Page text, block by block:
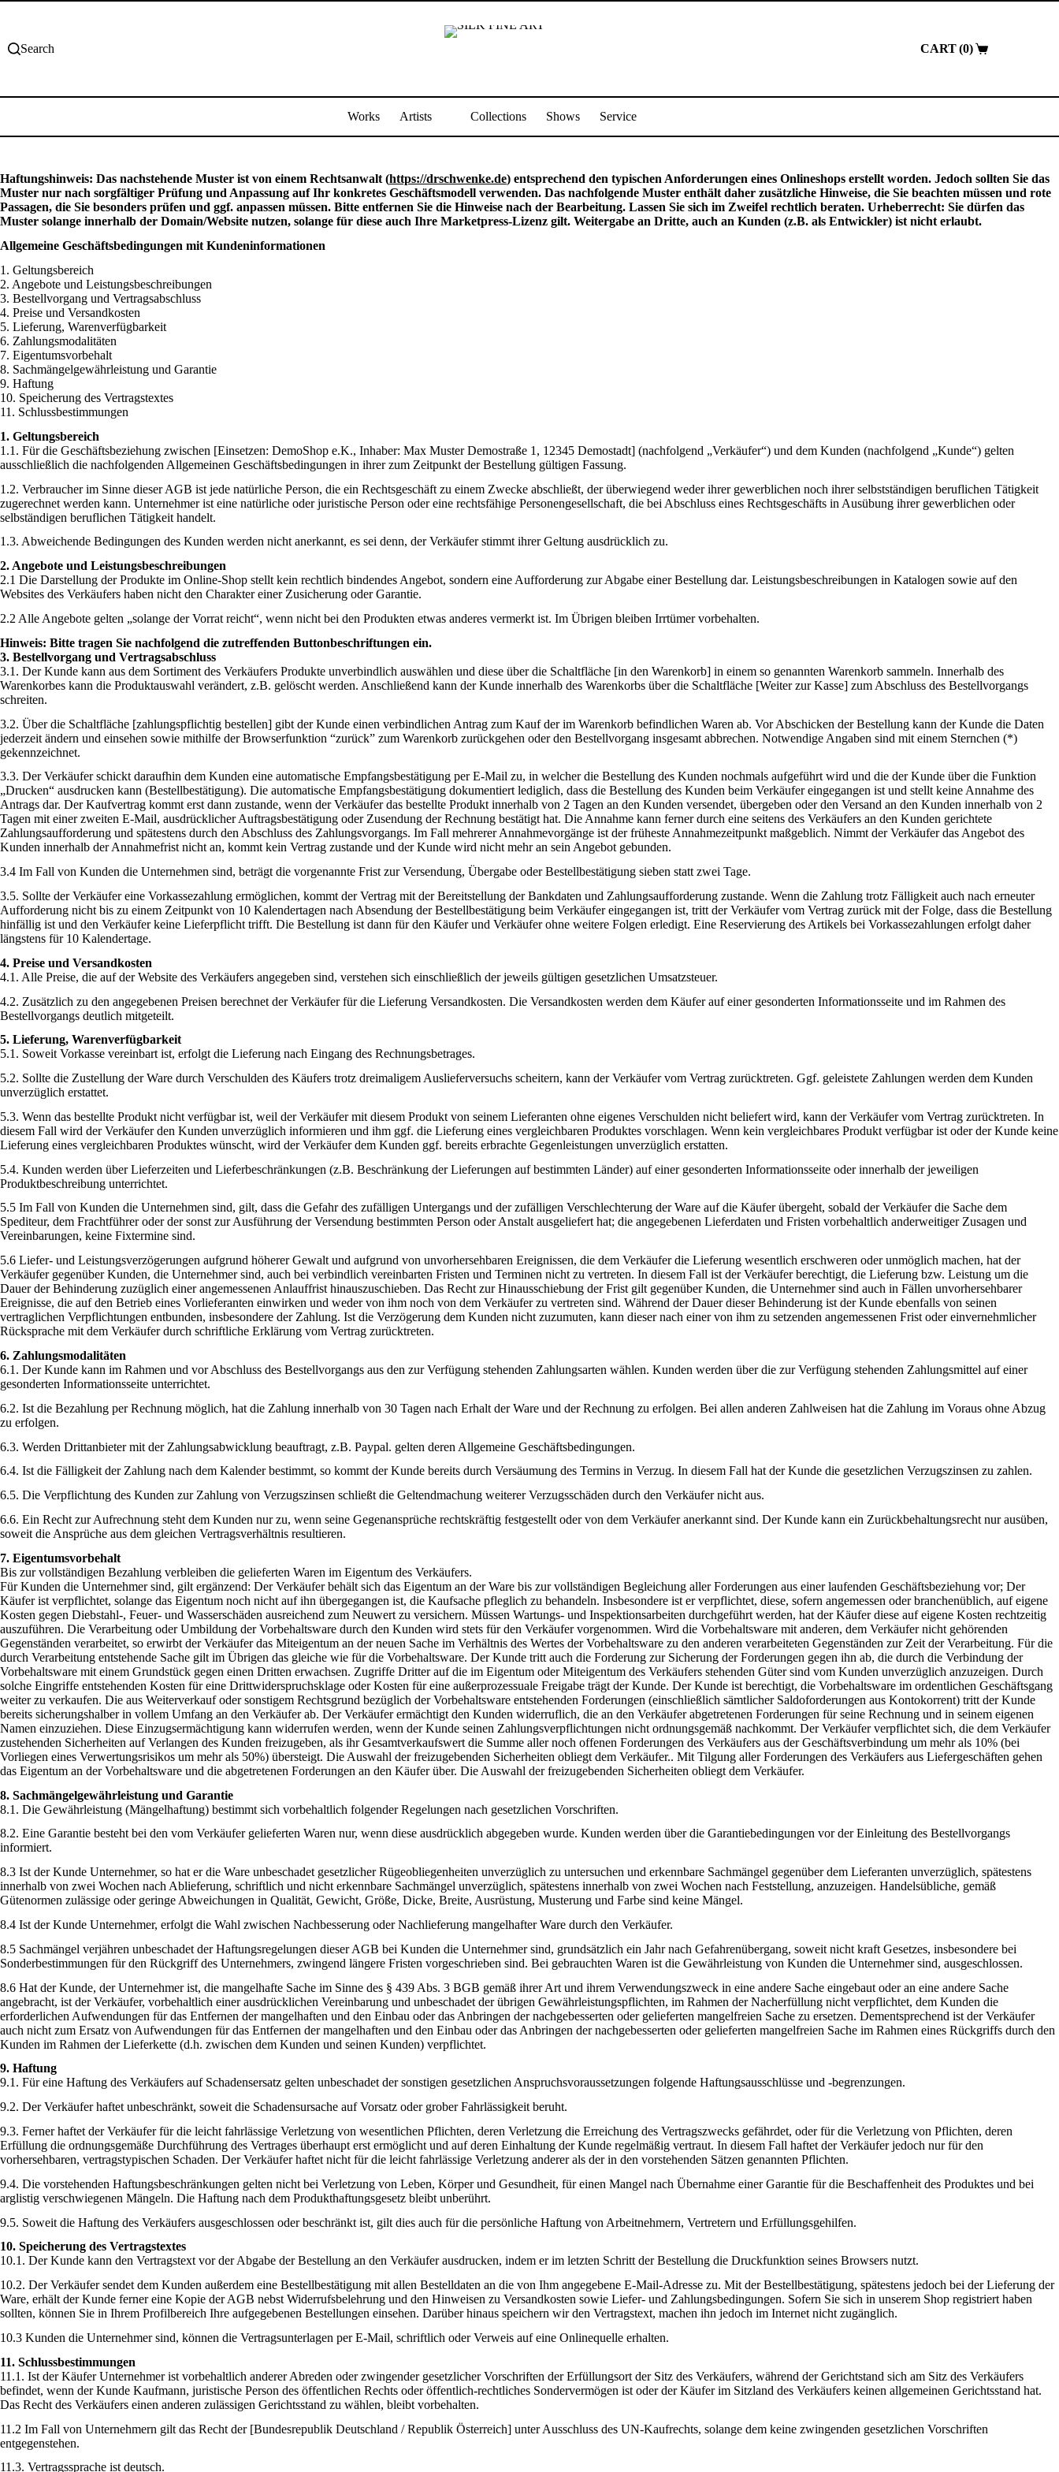
Skip
Search
Shopping0
Works Artists Collections Shows Service
Haftungshinweis: Das nachstehende Muster ist von einem Rechtsanwalt (https://drschwenke.de) entsprechend den typischen Anforderungen eines Onlineshops erstellt worden. Jedoch sollten Sie das
Muster nur nach sorgfältiger Prüfung und Anpassung auf Ihr konkretes Geschäftsmodell verwenden. Das nachfolgende Muster enthält daher zusätzliche Hinweise, die Sie beachten müssen und rote
Passagen, die Sie besonders prüfen und ggf. anpassen müssen. Bitte entfernen Sie die Hinweise nach der Bearbeitung. Lassen Sie sich im Zweifel rechtlich beraten. Urheberrecht: Sie dürfen das
Muster solange innerhalb der Domain/Website nutzen, solange für diese auch Ihre Marketpress-Lizenz gilt. Weitergabe an Dritte, auch an Kunden (z.B. als Entwickler) ist nicht erlaubt.
Allgemeine Geschäftsbedingungen mit Kundeninformationen
1. Geltungsbereich
2. Angebote und Leistungsbeschreibungen
3. Bestellvorgang und Vertragsabschluss
4. Preise und Versandkosten
5. Lieferung, Warenverfügbarkeit
6. Zahlungsmodalitäten
7. Eigentumsvorbehalt
8. Sachmängelgewährleistung und Garantie
9. Haftung
10. Speicherung des Vertragstextes
11. Schlussbestimmungen
1. Geltungsbereich
1.1. Für die Geschäftsbeziehung zwischen [Einsetzen: DemoShop e.K., Inhaber: Max Muster Demostraße 1, 12345 Demostadt] (nachfolgend „Verkäufer“) und dem Kunden (nachfolgend „Kunde“) gelten
ausschließlich die nachfolgenden Allgemeinen Geschäftsbedingungen in ihrer zum Zeitpunkt der Bestellung gültigen Fassung.
1.2. Verbraucher im Sinne dieser AGB ist jede natürliche Person, die ein Rechtsgeschäft zu einem Zwecke abschließt, der überwiegend weder ihrer gewerblichen noch ihrer selbstständigen beruflichen Tätigkeit
zugerechnet werden kann. Unternehmer ist eine natürliche oder juristische Person oder eine rechtsfähige Personengesellschaft, die bei Abschluss eines Rechtsgeschäfts in Ausübung ihrer gewerblichen oder
selbständigen beruflichen Tätigkeit handelt.
1.3. Abweichende Bedingungen des Kunden werden nicht anerkannt, es sei denn, der Verkäufer stimmt ihrer Geltung ausdrücklich zu.
2. Angebote und Leistungsbeschreibungen
2.1 Die Darstellung der Produkte im Online-Shop stellt kein rechtlich bindendes Angebot, sondern eine Aufforderung zur Abgabe einer Bestellung dar. Leistungsbeschreibungen in Katalogen sowie auf den
Websites des Verkäufers haben nicht den Charakter einer Zusicherung oder Garantie.
2.2 Alle Angebote gelten „solange der Vorrat reicht“, wenn nicht bei den Produkten etwas anderes vermerkt ist. Im Übrigen bleiben Irrtümer vorbehalten.
Hinweis: Bitte tragen Sie nachfolgend die zutreffenden Buttonbeschriftungen ein.
3. Bestellvorgang und Vertragsabschluss
3.1. Der Kunde kann aus dem Sortiment des Verkäufers Produkte unverbindlich auswählen und diese über die Schaltfläche [in den Warenkorb] in einem so genannten Warenkorb sammeln. Innerhalb des
Warenkorbes kann die Produktauswahl verändert, z.B. gelöscht werden. Anschließend kann der Kunde innerhalb des Warenkorbs über die Schaltfläche [Weiter zur Kasse] zum Abschluss des Bestellvorgangs
schreiten.
3.2. Über die Schaltfläche [zahlungspflichtig bestellen] gibt der Kunde einen verbindlichen Antrag zum Kauf der im Warenkorb befindlichen Waren ab. Vor Abschicken der Bestellung kann der Kunde die Daten
jederzeit ändern und einsehen sowie mithilfe der Browserfunktion “zurück” zum Warenkorb zurückgehen oder den Bestellvorgang insgesamt abbrechen. Notwendige Angaben sind mit einem Sternchen (*)
gekennzeichnet.
3.3. Der Verkäufer schickt daraufhin dem Kunden eine automatische Empfangsbestätigung per E-Mail zu, in welcher die Bestellung des Kunden nochmals aufgeführt wird und die der Kunde über die Funktion
„Drucken“ ausdrucken kann (Bestellbestätigung). Die automatische Empfangsbestätigung dokumentiert lediglich, dass die Bestellung des Kunden beim Verkäufer eingegangen ist und stellt keine Annahme des
Antrags dar. Der Kaufvertrag kommt erst dann zustande, wenn der Verkäufer das bestellte Produkt innerhalb von 2 Tagen an den Kunden versendet, übergeben oder den Versand an den Kunden innerhalb von 2
Tagen mit einer zweiten E-Mail, ausdrücklicher Auftragsbestätigung oder Zusendung der Rechnung bestätigt hat. Die Annahme kann ferner durch eine seitens des Verkäufers an den Kunden gerichtete
Zahlungsaufforderung und spätestens durch den Abschluss des Zahlungsvorgangs. Im Fall mehrerer Annahmevorgänge ist der früheste Annahmezeitpunkt maßgeblich. Nimmt der Verkäufer das Angebot des
Kunden innerhalb der Annahmefrist nicht an, kommt kein Vertrag zustande und der Kunde wird nicht mehr an sein Angebot gebunden.
3.4 Im Fall von Kunden die Unternehmen sind, beträgt die vorgenannte Frist zur Versendung, Übergabe oder Bestellbestätigung sieben statt zwei Tage.
3.5. Sollte der Verkäufer eine Vorkassezahlung ermöglichen, kommt der Vertrag mit der Bereitstellung der Bankdaten und Zahlungsaufforderung zustande. Wenn die Zahlung trotz Fälligkeit auch nach erneuter
Aufforderung nicht bis zu einem Zeitpunkt von 10 Kalendertagen nach Absendung der Bestellbestätigung beim Verkäufer eingegangen ist, tritt der Verkäufer vom Vertrag zurück mit der Folge, dass die Bestellung
hinfällig ist und den Verkäufer keine Lieferpflicht trifft. Die Bestellung ist dann für den Käufer und Verkäufer ohne weitere Folgen erledigt. Eine Reservierung des Artikels bei Vorkassezahlungen erfolgt daher
längstens für 10 Kalendertage.
4. Preise und Versandkosten
4.1. Alle Preise, die auf der Website des Verkäufers angegeben sind, verstehen sich einschließlich der jeweils gültigen gesetzlichen Umsatzsteuer.
4.2. Zusätzlich zu den angegebenen Preisen berechnet der Verkäufer für die Lieferung Versandkosten. Die Versandkosten werden dem Käufer auf einer gesonderten Informationsseite und im Rahmen des
Bestellvorgangs deutlich mitgeteilt.
5. Lieferung, Warenverfügbarkeit
5.1. Soweit Vorkasse vereinbart ist, erfolgt die Lieferung nach Eingang des Rechnungsbetrages.
5.2. Sollte die Zustellung der Ware durch Verschulden des Käufers trotz dreimaligem Auslieferversuchs scheitern, kann der Verkäufer vom Vertrag zurücktreten. Ggf. geleistete Zahlungen werden dem Kunden
unverzüglich erstattet.
5.3. Wenn das bestellte Produkt nicht verfügbar ist, weil der Verkäufer mit diesem Produkt von seinem Lieferanten ohne eigenes Verschulden nicht beliefert wird, kann der Verkäufer vom Vertrag zurücktreten. In
diesem Fall wird der Verkäufer den Kunden unverzüglich informieren und ihm ggf. die Lieferung eines vergleichbaren Produktes vorschlagen. Wenn kein vergleichbares Produkt verfügbar ist oder der Kunde keine
Lieferung eines vergleichbaren Produktes wünscht, wird der Verkäufer dem Kunden ggf. bereits erbrachte Gegenleistungen unverzüglich erstatten.
5.4. Kunden werden über Lieferzeiten und Lieferbeschränkungen (z.B. Beschränkung der Lieferungen auf bestimmten Länder) auf einer gesonderten Informationsseite oder innerhalb der jeweiligen
Produktbeschreibung unterrichtet.
5.5 Im Fall von Kunden die Unternehmen sind, gilt, dass die Gefahr des zufälligen Untergangs und der zufälligen Verschlechterung der Ware auf die Käufer übergeht, sobald der Verkäufer die Sache dem
Spediteur, dem Frachtführer oder der sonst zur Ausführung der Versendung bestimmten Person oder Anstalt ausgeliefert hat; die angegebenen Lieferdaten und Fristen vorbehaltlich anderweitiger Zusagen und
Vereinbarungen, keine Fixtermine sind.
5.6 Liefer- und Leistungsverzögerungen aufgrund höherer Gewalt und aufgrund von unvorhersehbaren Ereignissen, die dem Verkäufer die Lieferung wesentlich erschweren oder unmöglich machen, hat der
Verkäufer gegenüber Kunden, die Unternehmer sind, auch bei verbindlich vereinbarten Fristen und Terminen nicht zu vertreten. In diesem Fall ist der Verkäufer berechtigt, die Lieferung bzw. Leistung um die
Dauer der Behinderung zuzüglich einer angemessenen Anlauffrist hinauszuschieben. Das Recht zur Hinausschiebung der Frist gilt gegenüber Kunden, die Unternehmer sind auch in Fällen unvorhersehbarer
Ereignisse, die auf den Betrieb eines Vorlieferanten einwirken und weder von ihm noch von dem Verkäufer zu vertreten sind. Während der Dauer dieser Behinderung ist der Kunde ebenfalls von seinen
vertraglichen Verpflichtungen entbunden, insbesondere der Zahlung. Ist die Verzögerung dem Kunden nicht zuzumuten, kann dieser nach einer von ihm zu setzenden angemessenen Frist oder einvernehmlicher
Rücksprache mit dem Verkäufer durch schriftliche Erklärung vom Vertrag zurücktreten.
6. Zahlungsmodalitäten
6.1. Der Kunde kann im Rahmen und vor Abschluss des Bestellvorgangs aus den zur Verfügung stehenden Zahlungsarten wählen. Kunden werden über die zur Verfügung stehenden Zahlungsmittel auf einer
gesonderten Informationsseite unterrichtet.
6.2. Ist die Bezahlung per Rechnung möglich, hat die Zahlung innerhalb von 30 Tagen nach Erhalt der Ware und der Rechnung zu erfolgen. Bei allen anderen Zahlweisen hat die Zahlung im Voraus ohne Abzug
zu erfolgen.
6.3. Werden Drittanbieter mit der Zahlungsabwicklung beauftragt, z.B. Paypal. gelten deren Allgemeine Geschäftsbedingungen.
6.4. Ist die Fälligkeit der Zahlung nach dem Kalender bestimmt, so kommt der Kunde bereits durch Versäumung des Termins in Verzug. In diesem Fall hat der Kunde die gesetzlichen Verzugszinsen zu zahlen.
6.5. Die Verpflichtung des Kunden zur Zahlung von Verzugszinsen schließt die Geltendmachung weiterer Verzugsschäden durch den Verkäufer nicht aus.
6.6. Ein Recht zur Aufrechnung steht dem Kunden nur zu, wenn seine Gegenansprüche rechtskräftig festgestellt oder von dem Verkäufer anerkannt sind. Der Kunde kann ein Zurückbehaltungsrecht nur ausüben,
soweit die Ansprüche aus dem gleichen Vertragsverhältnis resultieren.
7. Eigentumsvorbehalt
Bis zur vollständigen Bezahlung verbleiben die gelieferten Waren im Eigentum des Verkäufers.
Für Kunden die Unternehmer sind, gilt ergänzend: Der Verkäufer behält sich das Eigentum an der Ware bis zur vollständigen Begleichung aller Forderungen aus einer laufenden Geschäftsbeziehung vor; Der
Käufer ist verpflichtet, solange das Eigentum noch nicht auf ihn übergegangen ist, die Kaufsache pfleglich zu behandeln. Insbesondere ist er verpflichtet, diese, sofern angemessen oder branchenüblich, auf eigene
Kosten gegen Diebstahl-, Feuer- und Wasserschäden ausreichend zum Neuwert zu versichern. Müssen Wartungs- und Inspektionsarbeiten durchgeführt werden, hat der Käufer diese auf eigene Kosten rechtzeitig
auszuführen. Die Verarbeitung oder Umbildung der Vorbehaltsware durch den Kunden wird stets für den Verkäufer vorgenommen. Wird die Vorbehaltsware mit anderen, dem Verkäufer nicht gehörenden
Gegenständen verarbeitet, so erwirbt der Verkäufer das Miteigentum an der neuen Sache im Verhältnis des Wertes der Vorbehaltsware zu den anderen verarbeiteten Gegenständen zur Zeit der Verarbeitung. Für die
durch Verarbeitung entstehende Sache gilt im Übrigen das gleiche wie für die Vorbehaltsware. Der Kunde tritt auch die Forderung zur Sicherung der Forderungen gegen ihn ab, die durch die Verbindung der
Vorbehaltsware mit einem Grundstück gegen einen Dritten erwachsen. Zugriffe Dritter auf die im Eigentum oder Miteigentum des Verkäufers stehenden Güter sind vom Kunden unverzüglich anzuzeigen. Durch
solche Eingriffe entstehenden Kosten für eine Drittwiderspruchsklage oder Kosten für eine außerprozessuale Freigabe trägt der Kunde. Der Kunde ist berechtigt, die Vorbehaltsware im ordentlichen Geschäftsgang
weiter zu verkaufen. Die aus Weiterverkauf oder sonstigem Rechtsgrund bezüglich der Vorbehaltsware entstehenden Forderungen (einschließlich sämtlicher Saldoforderungen aus Kontokorrent) tritt der Kunde
bereits sicherungshalber in vollem Umfang an den Verkäufer ab. Der Verkäufer ermächtigt den Kunden widerruflich, die an den Verkäufer abgetretenen Forderungen für seine Rechnung und in seinem eigenen
Namen einzuziehen. Diese Einzugsermächtigung kann widerrufen werden, wenn der Kunde seinen Zahlungsverpflichtungen nicht ordnungsgemäß nachkommt. Der Verkäufer verpflichtet sich, die dem Verkäufer
zustehenden Sicherheiten auf Verlangen des Kunden freizugeben, als ihr Gesamtverkaufswert die Summe aller noch offenen Forderungen des Verkäufers aus der Geschäftsverbindung um mehr als 10% (bei
Vorliegen eines Verwertungsrisikos um mehr als 50%) übersteigt. Die Auswahl der freizugebenden Sicherheiten obliegt dem Verkäufer.. Mit Tilgung aller Forderungen des Verkäufers aus Liefergeschäften gehen
das Eigentum an der Vorbehaltsware und die abgetretenen Forderungen an den Käufer über. Die Auswahl der freizugebenden Sicherheiten obliegt dem Verkäufer.
8. Sachmängelgewährleistung und Garantie
8.1. Die Gewährleistung (Mängelhaftung) bestimmt sich vorbehaltlich folgender Regelungen nach gesetzlichen Vorschriften.
8.2. Eine Garantie besteht bei den vom Verkäufer gelieferten Waren nur, wenn diese ausdrücklich abgegeben wurde. Kunden werden über die Garantiebedingungen vor der Einleitung des Bestellvorgangs
informiert.
8.3 Ist der Kunde Unternehmer, so hat er die Ware unbeschadet gesetzlicher Rügeobliegenheiten unverzüglich zu untersuchen und erkennbare Sachmängel gegenüber dem Lieferanten unverzüglich, spätestens
innerhalb von zwei Wochen nach Ablieferung, schriftlich und nicht erkennbare Sachmängel unverzüglich, spätestens innerhalb von zwei Wochen nach Feststellung, anzuzeigen. Handelsübliche, gemäß
Gütenormen zulässige oder geringe Abweichungen in Qualität, Gewicht, Größe, Dicke, Breite, Ausrüstung, Musterung und Farbe sind keine Mängel.
8.4 Ist der Kunde Unternehmer, erfolgt die Wahl zwischen Nachbesserung oder Nachlieferung mangelhafter Ware durch den Verkäufer.
8.5 Sachmängel verjähren unbeschadet der Haftungsregelungen dieser AGB bei Kunden die Unternehmer sind, grundsätzlich ein Jahr nach Gefahrenübergang, soweit nicht kraft Gesetzes, insbesondere bei
Sonderbestimmungen für den Rückgriff des Unternehmers, zwingend längere Fristen vorgeschrieben sind. Bei gebrauchten Waren ist die Gewährleistung von Kunden die Unternehmer sind, ausgeschlossen.
8.6 Hat der Kunde, der Unternehmer ist, die mangelhafte Sache im Sinne des § 439 Abs. 3 BGB gemäß ihrer Art und ihrem Verwendungszweck in eine andere Sache eingebaut oder an eine andere Sache
angebracht, ist der Verkäufer, vorbehaltlich einer ausdrücklichen Vereinbarung und unbeschadet der übrigen Gewährleistungspflichten, im Rahmen der Nacherfüllung nicht verpflichtet, dem Kunden die
erforderlichen Aufwendungen für das Entfernen der mangelhaften und den Einbau oder das Anbringen der nachgebesserten oder gelieferten mangelfreien Sache zu ersetzen. Dementsprechend ist der Verkäufer
auch nicht zum Ersatz von Aufwendungen für das Entfernen der mangelhaften und den Einbau oder das Anbringen der nachgebesserten oder gelieferten mangelfreien Sache im Rahmen eines Rückgriffs durch den
Kunden im Rahmen der Lieferkette (d.h. zwischen dem Kunden und seinen Kunden) verpflichtet.
9. Haftung
9.1. Für eine Haftung des Verkäufers auf Schadensersatz gelten unbeschadet der sonstigen gesetzlichen Anspruchsvoraussetzungen folgende Haftungsausschlüsse und -begrenzungen.
9.2. Der Verkäufer haftet unbeschränkt, soweit die Schadensursache auf Vorsatz oder grober Fahrlässigkeit beruht.
9.3. Ferner haftet der Verkäufer für die leicht fahrlässige Verletzung von wesentlichen Pflichten, deren Verletzung die Erreichung des Vertragszwecks gefährdet, oder für die Verletzung von Pflichten, deren
Erfüllung die ordnungsgemäße Durchführung des Vertrages überhaupt erst ermöglicht und auf deren Einhaltung der Kunde regelmäßig vertraut. In diesem Fall haftet der Verkäufer jedoch nur für den
vorhersehbaren, vertragstypischen Schaden. Der Verkäufer haftet nicht für die leicht fahrlässige Verletzung anderer als der in den vorstehenden Sätzen genannten Pflichten.
9.4. Die vorstehenden Haftungsbeschränkungen gelten nicht bei Verletzung von Leben, Körper und Gesundheit, für einen Mangel nach Übernahme einer Garantie für die Beschaffenheit des Produktes und bei
arglistig verschwiegenen Mängeln. Die Haftung nach dem Produkthaftungsgesetz bleibt unberührt.
9.5. Soweit die Haftung des Verkäufers ausgeschlossen oder beschränkt ist, gilt dies auch für die persönliche Haftung von Arbeitnehmern, Vertretern und Erfüllungsgehilfen.
10. Speicherung des Vertragstextes
10.1. Der Kunde kann den Vertragstext vor der Abgabe der Bestellung an den Verkäufer ausdrucken, indem er im letzten Schritt der Bestellung die Druckfunktion seines Browsers nutzt.
10.2. Der Verkäufer sendet dem Kunden außerdem eine Bestellbestätigung mit allen Bestelldaten an die von Ihm angegebene E-Mail-Adresse zu. Mit der Bestellbestätigung, spätestens jedoch bei der Lieferung der
Ware, erhält der Kunde ferner eine Kopie der AGB nebst Widerrufsbelehrung und den Hinweisen zu Versandkosten sowie Liefer- und Zahlungsbedingungen. Sofern Sie sich in unserem Shop registriert haben
sollten, können Sie in Ihrem Profilbereich Ihre aufgegebenen Bestellungen einsehen. Darüber hinaus speichern wir den Vertragstext, machen ihn jedoch im Internet nicht zugänglich.
10.3 Kunden die Unternehmer sind, können die Vertragsunterlagen per E-Mail, schriftlich oder Verweis auf eine Onlinequelle erhalten.
11. Schlussbestimmungen
11.1. Ist der Käufer Unternehmer ist vorbehaltlich anderer Abreden oder zwingender gesetzlicher Vorschriften der Erfüllungsort der Sitz des Verkäufers, während der Gerichtstand sich am Sitz des Verkäufers
befindet, wenn der Kunde Kaufmann, juristische Person des öffentlichen Rechts oder öffentlich-rechtliches Sondervermögen ist oder der Käufer im Sitzland des Verkäufers keinen allgemeinen Gerichtsstand hat.
Das Recht des Verkäufers einen anderen zulässigen Gerichtsstand zu wählen, bleibt vorbehalten.
11.2 Im Fall von Unternehmern gilt das Recht der [Bundesrepublik Deutschland / Republik Österreich] unter Ausschluss des UN-Kaufrechts, solange dem keine zwingenden gesetzlichen Vorschriften
entgegenstehen.
11.3. Vertragssprache ist deutsch.